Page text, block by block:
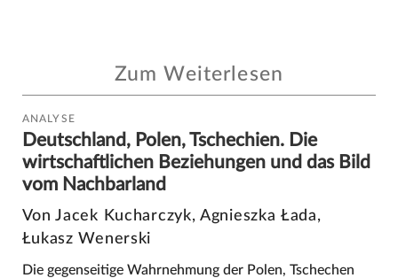
Zum Weiterlesen
ANALYSE
Deutschland, Polen, Tschechien. Die
wirtschaftlichen Beziehungen und das Bild
vom Nachbarland
Von Jacek Kucharczyk, Agnieszka Łada,
Łukasz Wenerski
Die gegenseitige Wahrnehmung der Polen, Tschechen